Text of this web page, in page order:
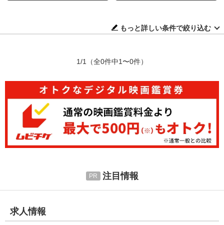
もっと詳しい条件で絞り込む
1/1 （全0件中1〜0件）
注目情報
求人情報